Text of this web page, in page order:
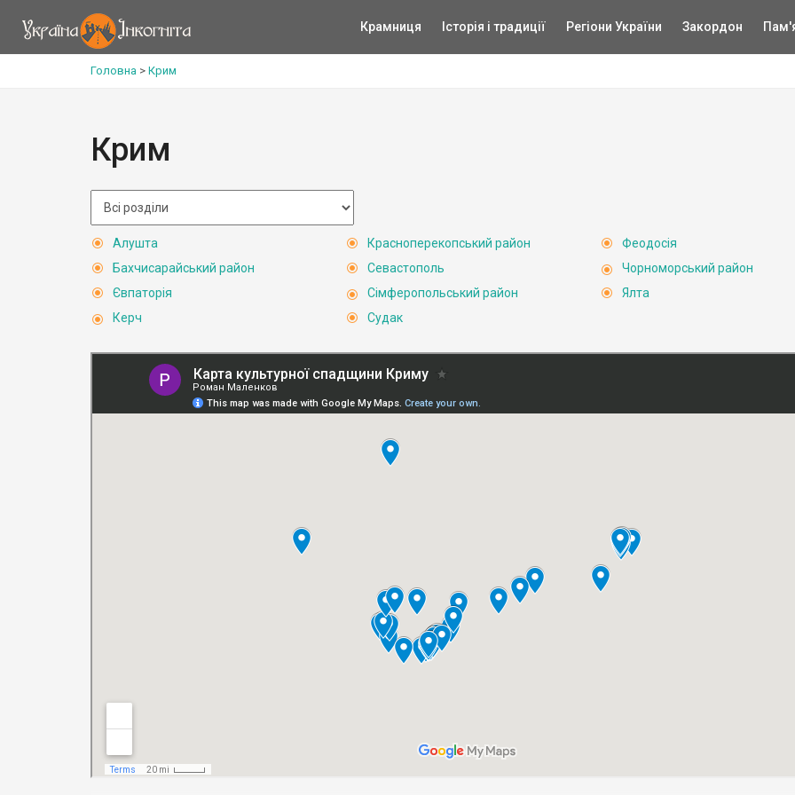
Крамниця Історія і традиції Регіони України Закордон
Головна > Крим
Крим
Алушта
Бахчисарайський район
Євпаторія
Керч
Красноперекопський район
Севастополь
Сімферопольський район
Судак
Феодосія
Чорноморський район
Ялта